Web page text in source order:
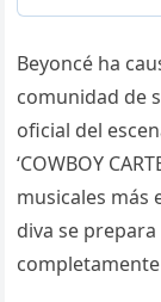
Beyoncé ha
comunidad de
oficial del
‘COWBOY
musicales más
diva se